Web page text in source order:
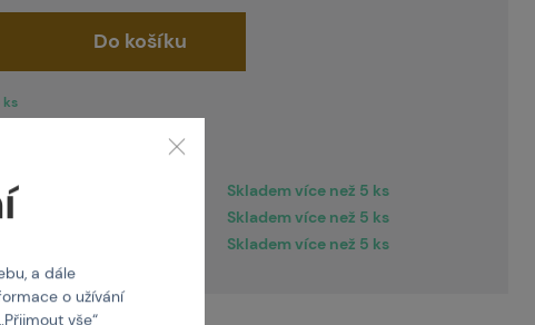
ks
Do košíku
Do 2 pracovních dní
Skladem více než 5 ks
Skladem více než 5 ks
Skladem více než 5 ks
a dále
o užívání
Přijmout vše“